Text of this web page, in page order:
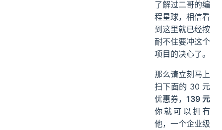
了解过二哥的编
程星球，相信看
到这里就已经按
耐不住要冲这个
项目的决心了。
那么请立刻马上
扫下面的 30 元
优惠券， 139 元
你就可以拥有
他，一个企业级